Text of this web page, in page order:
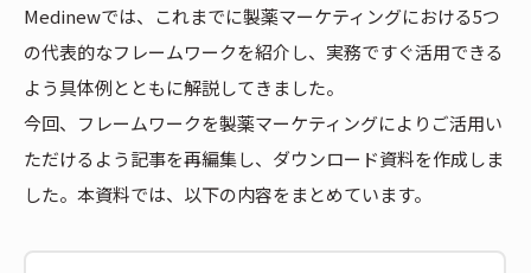
Medinewでは、これまでに製薬マーケティングにおける5つ
の代表的なフレームワークを紹介し、実務ですぐ活用できる
よう具体例とともに解説してきました。
今回、フレームワークを製薬マーケティングによりご活用い
ただけるよう記事を再編集し、ダウンロード資料を作成しま
した。本資料では、以下の内容をまとめています。